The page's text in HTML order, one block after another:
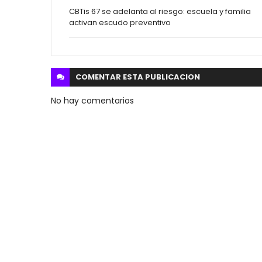
CBTis 67 se adelanta al riesgo: escuela y familia
activan escudo preventivo
COMENTAR ESTA PUBLICACION
No hay comentarios